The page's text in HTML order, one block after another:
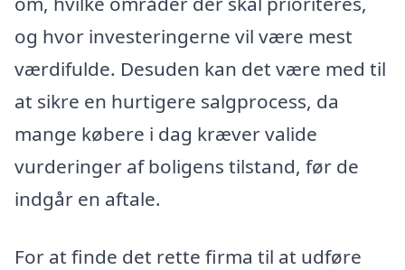
og hvor investeringerne vil være mest
værdifulde. Desuden kan det være med til
at sikre en hurtigere salgprocess, da
mange købere i dag kræver valide
vurderinger af boligens tilstand, før de
indgår en aftale.
For at finde det rette firma til at udføre